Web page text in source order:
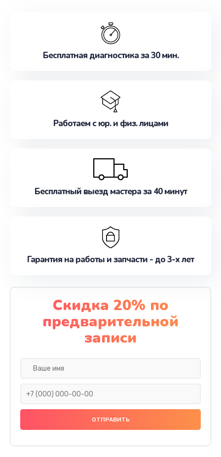
наилучшим образом. Не медлите записаться на
Бесплатная диагностика за 30 мин.
Работаем с юр. и физ. лицами
Бесплатный выезд мастера за 40 минут
Гарантия на работы и запчасти - до 3-х лет
Скидка 20% по
предварительной
записи